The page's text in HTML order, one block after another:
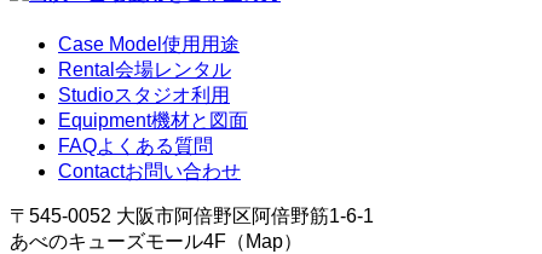
Case Model 使用用途
Rental 会場レンタル
Studioスタジオ利用
Equipment機材と図面
FAQよくある質問
Contactお問い合わせ
〒545-0052 大阪市阿倍野区阿倍野筋1-6-1
あべのキューズモール4F（Map）